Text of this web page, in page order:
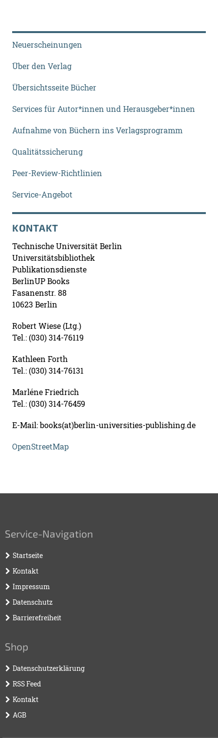
Neuerscheinungen
Über den Verlag
Übersichtsseite Bücher
Services für Autor*innen und Herausgeber*innen
Aufnahme von Büchern ins Verlagsprogramm
Qualitätssicherung
Peer-Review-Richtlinien
Service-Angebot
KONTAKT
Technische Universität Berlin
Universitätsbibliothek
Publikationsdienste
BerlinUP Books
Fasanenstr. 88
10623 Berlin
Robert Wiese (Ltg.)
Tel.: (030) 314-76119
Kathleen Forth
Tel.: (030) 314-76131
Marléne Friedrich
Tel.: (030) 314-76459
E-Mail: books(at)berlin-universities-publishing.de
OpenStreetMap
Service-Navigation
Startseite
Kontakt
Impressum
Datenschutz
Barrierefreiheit
Shop
Datenschutzerklärung
RSS Feed
Kontakt
AGB